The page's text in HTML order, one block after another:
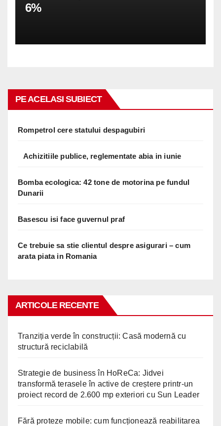
6%
PE ACELASI SUBIECT
Rompetrol cere statului despagubiri
Achizitiile publice, reglementate abia in iunie
Bomba ecologica: 42 tone de motorina pe fundul
Dunarii
Basescu isi face guvernul praf
Ce trebuie sa stie clientul despre asigurari – cum
arata piata in Romania
ARTICOLE RECENTE
Tranziția verde în construcții: Casă modernă cu
structură reciclabilă
Strategie de business în HoReCa: Jidvei
transformă terasele în active de creștere printr-un
proiect record de 2.600 mp exteriori cu Sun Leader
Fără proteze mobile: cum funcționează reabilitarea